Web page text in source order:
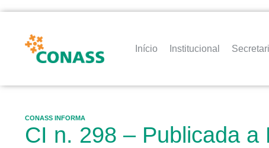
Início Institucional
CONASS INFORMA
CI n. 298 – Publicada